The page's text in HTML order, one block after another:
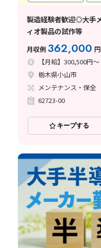
製造経験者歓迎◎大手
ィオ製品の試作等
月収例 362,000 円
【月給】300,500円～
栃木県小山市
メンテナンス・保全
62723-00
キープする